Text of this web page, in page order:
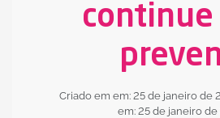
continue
Criado em em: 25 de janeiro de
em: 25 de janeiro